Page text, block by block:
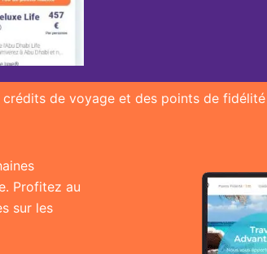
crédits de voyage et des points de fidélité
Profitez au
sur les